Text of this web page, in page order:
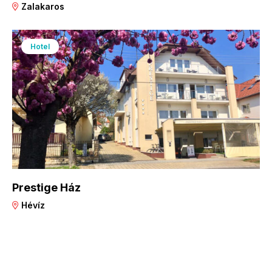
Zalakaros
Hotel
Prestige Ház
Hévíz